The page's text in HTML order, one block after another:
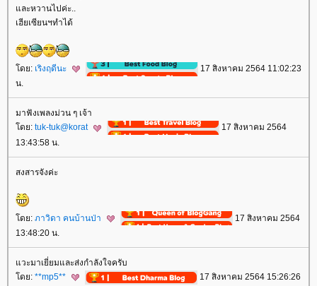
ละหวานไปค่ะ..
เฮียเซียนฯทำได้
ดย: เริงฤดีนะ
17 สิงหาคม 2564 11:02:23
น.
มาฟังเพลงม่วน ๆ เจ้า
ดย: tuk-tuk@korat
17 สิงหาคม 2564
13:43:58 น.
สงสารจังค่ะ
ดย: ภาวิดา คนบ้านป่า
17 สิงหาคม 2564
13:48:20 น.
วะมาเยี่ยมและส่งกำลังใจครับ
ดย: **mp5** 17 สิงหาคม 2564 15:26:26